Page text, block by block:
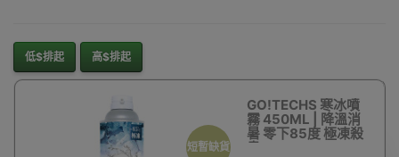
低$排起 高$排起
短暫缺貨
GO!TECHS 寒冰噴
霧 450ML | 降溫消
暑 零下85度 極凍殺
蟲